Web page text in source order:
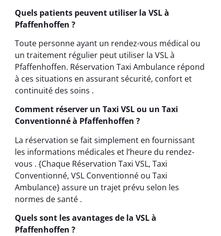
Quels patients peuvent utiliser la VSL à
Pfaffenhoffen ?
Toute personne ayant un rendez-vous médical ou
un traitement régulier peut utiliser la VSL à
Pfaffenhoffen. Réservation Taxi Ambulance répond
à ces situations en assurant sécurité, confort et
continuité des soins .
Comment réserver un Taxi VSL ou un Taxi
Conventionné à Pfaffenhoffen ?
La réservation se fait simplement en fournissant
les informations médicales et l’heure du rendez-
vous . {Chaque Réservation Taxi VSL, Taxi
Conventionné, VSL Conventionné ou Taxi
Ambulance} assure un trajet prévu selon les
normes de santé .
Quels sont les avantages de la VSL à
Pfaffenhoffen ?